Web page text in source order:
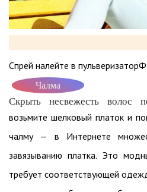
Спрей налейте в
Чалма
Скрыть несвежесть волос
возьмите шелковый платок и
чалму — в Интернете
завязыванию платка. Это
требует соответствующей